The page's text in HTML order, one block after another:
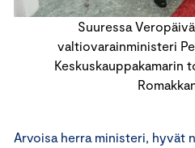
Suuressa
valtiovarainministeri
Keskuskauppakamarin
Arvoisa herra ministeri, hyvät